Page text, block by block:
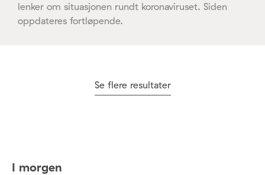
lenker om situasjonen rundt koronaviruset. Siden
oppdateres fortløpende.
Se flere resultater
I morgen